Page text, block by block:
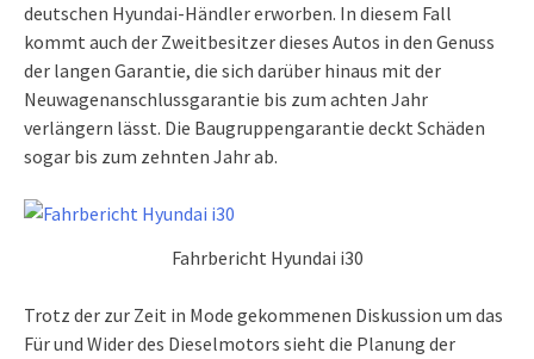
deutschen Hyundai-Händler erworben. In diesem Fall
kommt auch der Zweitbesitzer dieses Autos in den Genuss
der langen Garantie, die sich darüber hinaus mit der
Neuwagenanschlussgarantie bis zum achten Jahr
verlängern lässt. Die Baugruppengarantie deckt Schäden
sogar bis zum zehnten Jahr ab.
Fahrbericht Hyundai i30
Trotz der zur Zeit in Mode gekommenen Diskussion um das
Für und Wider des Dieselmotors sieht die Planung der